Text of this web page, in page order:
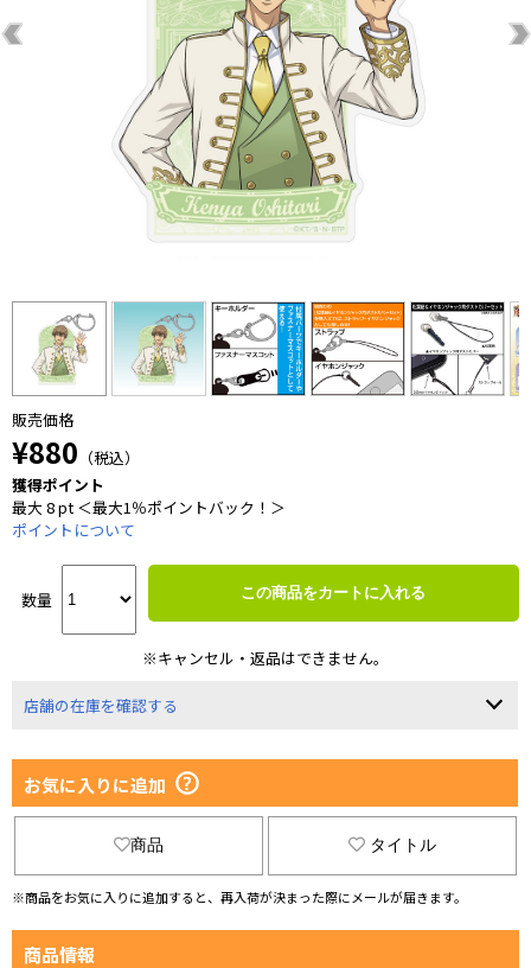
販売価格
¥880 （税込）
獲得ポイント
最大 8 pt ＜最大1％ポイントバック！＞
ポイントについて
数量 この商品をカートに入れる
※キャンセル・返品はできません。
店舗の在庫を確認する
お気に入りに追加
商品 タイトル
※商品をお気に入りに追加すると、再入荷が決まった際にメールが届きます。
商品情報